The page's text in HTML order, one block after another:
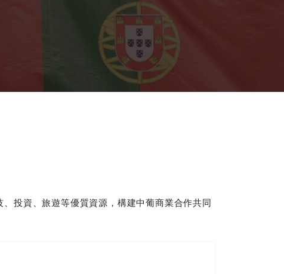
投資、旅遊等優質資源，構建中葡商業合作共同